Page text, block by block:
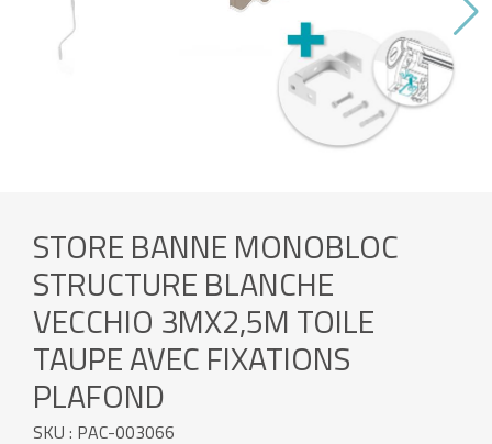
STORE BANNE MONOBLOC
STRUCTURE BLANCHE
VECCHIO 3MX2,5M TOILE
TAUPE AVEC FIXATIONS
PLAFOND
SKU : PAC-003066